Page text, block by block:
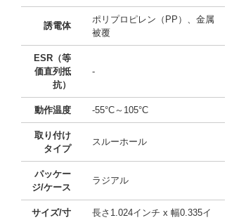
誘電体
ポリプロピレン（PP）、金属
被覆
ESR（等
価直列抵
抗）
-
動作温度 -55°C～105°C
取り付け
タイプ
スルーホール
パッケー
ジ/ケース
ラジアル
サイズ/寸
長さ1.024インチ x 幅0.335イ